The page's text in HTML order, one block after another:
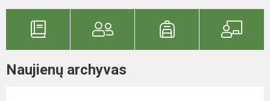
Naujienų archyvas